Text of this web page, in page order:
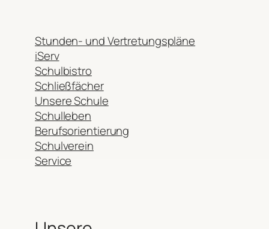
Stunden- und Vertretungspläne
iServ
Schulbistro
Schließfächer
Unsere Schule
Schulleben
Berufsorientierung
Schulverein
Service